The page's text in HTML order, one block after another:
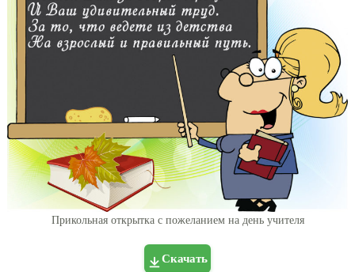
Прикольная открытка с пожеланием на день учителя
Скачать